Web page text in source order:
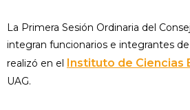
La Primera Sesión Ordinaria del
integran funcionarios e integrantes de
realizó en el Instituto de Ciencias
UAG.